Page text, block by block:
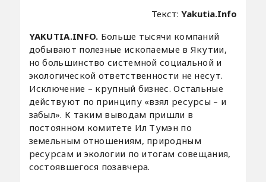
Текст:Yakutia.Info
YAKUTIA.INFO. Больше тысячи компаний
добывают полезные ископаемые в Якутии,
но большинство системной социальной и
экологической ответственности не несут.
Исключение – крупный бизнес. Остальные
действуют по принципу «взял ресурсы – и
забыл». К таким выводам пришли в
постоянном комитете Ил Тумэн по
земельным отношениям, природным
ресурсам и экологии по итогам совещания,
состоявшегося позавчера.